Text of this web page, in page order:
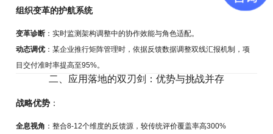
组织变革的护航系统
变革诊断 ：实时监测架构调整中的协作效能与角色适配。
动态调优 ：某企业推行矩阵管理时，依据反馈数据调整双线汇报机制，项
目交付准时率提高至95%。
二、应用落地的双刃剑：优势与挑战并存
战略优势 ：
全息视角 ：整合8-12个维度的反馈源，较传统评价覆盖率高300%